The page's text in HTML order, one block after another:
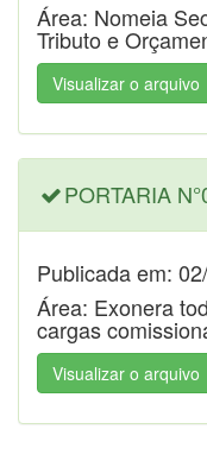
Área: Nomeia
Tributo e
Visualizar o arquivo
PORTARIA
Publicada em:
Área: Exonera
cargas
Visualizar o arquivo